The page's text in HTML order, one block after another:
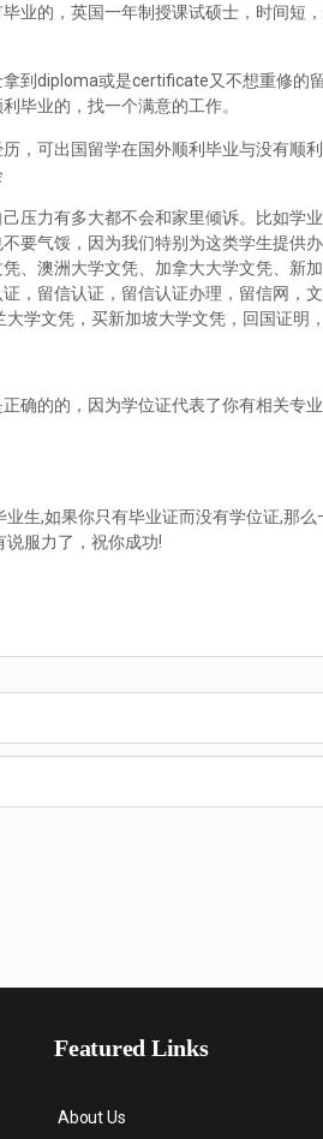
业的，英国一年制授课试硕士，时间短
到diploma或是certificate又不想重修的
毕业的，找一个满意的工作。
，可出国留学在国外顺利毕业与没有顺
压力有多大都不会和家里倾诉。比如学
要气馁，因为我们特别为这类学生提供
、澳洲大学文凭、加拿大大学文凭、新
，留信认证，留信认证办理，留信网，
学文凭，买新加坡大学文凭，回国证明
确的的，因为学位证代表了你有相关专
生,如果你只有毕业证而没有学位证,那
说服力了，祝你成功!
Featured Links
About Us